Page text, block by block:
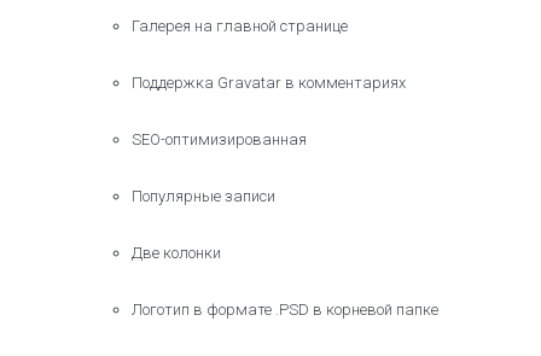
Галерея на главной странице
Поддержка Gravatar в комментариях
SEO-оптимизированная
Популярные записи
Две колонки
Логотип в формате .PSD в корневой папке